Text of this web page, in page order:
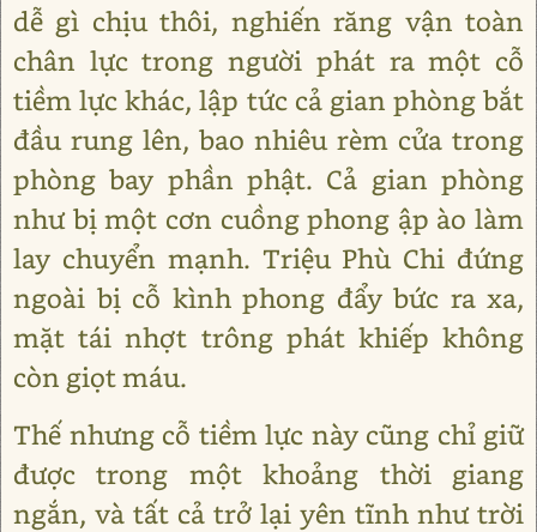
dễ gì chịu thôi, nghiến răng vận toàn
chân lực trong người phát ra một cỗ
tiềm lực khác, lập tức cả gian phòng bắt
đầu rung lên, bao nhiêu rèm cửa trong
phòng bay phần phật. Cả gian phòng
như bị một cơn cuồng phong ập ào làm
lay chuyển mạnh. Triệu Phù Chi đứng
ngoài bị cỗ kình phong đẩy bức ra xa,
mặt tái nhợt trông phát khiếp không
còn giọt máu.
Thế nhưng cỗ tiềm lực này cũng chỉ giữ
được trong một khoảng thời giang
ngắn, và tất cả trở lại yên tĩnh như trời